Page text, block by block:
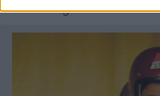
est un grain de folie